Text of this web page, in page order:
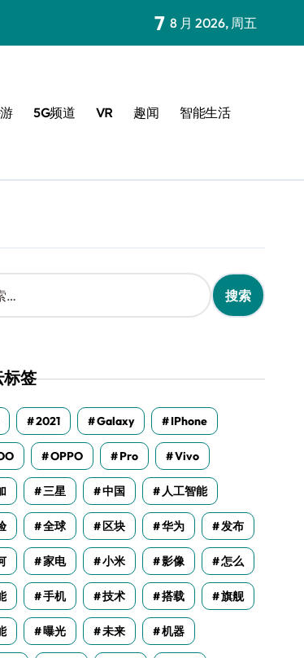
7 8 月 2026, 周五
5G频道 VR 趣闻 智能生活
标签
2021 Galaxy IPhone
OPPO Pro Vivo
三星 中国 人工智能
全球 区块 华为 发布
家电 小米 影像 怎么
手机 技术 搭载 旗舰
曝光 未来 机器